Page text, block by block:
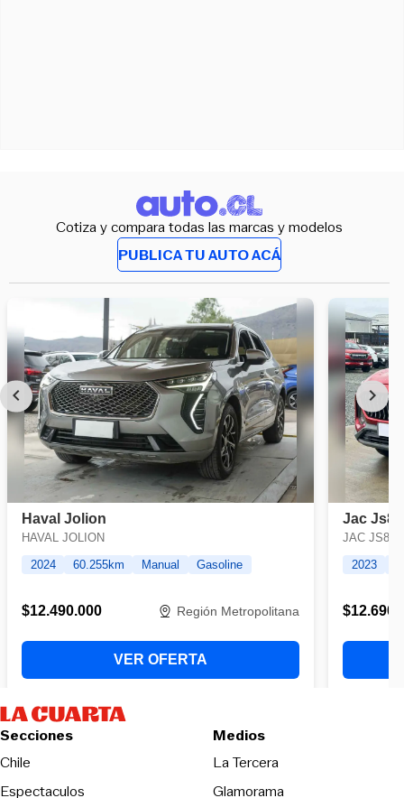
Cotiza y compara todas las marcas y modelos
PUBLICA TU AUTO ACÁ
Secciones
Chile
Espectaculos
Medios
La TerceraOpens in new
Glamorama